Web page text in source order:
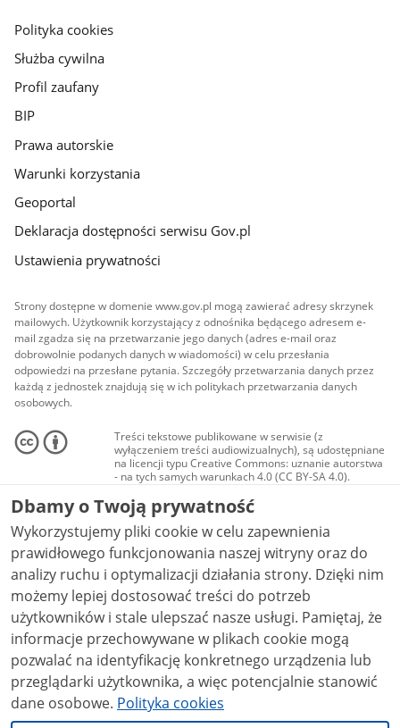
gov.pl
Polityka cookies
Służba cywilna
Profil zaufany
BIP
Prawa autorskie
Warunki korzystania
Geoportal
Deklaracja dostępności serwisu Gov.pl
Ustawienia prywatności
Strony dostępne w domenie www.gov.pl mogą zawierać adresy skrzynek
mailowych. Użytkownik korzystający z odnośnika będącego adresem e-
mail zgadza się na przetwarzanie jego danych (adres e-mail oraz
dobrowolnie podanych danych w wiadomości) w celu przesłania
odpowiedzi na przesłane pytania. Szczegóły przetwarzania danych przez
każdą z jednostek znajdują się w ich politykach przetwarzania danych
osobowych.
Treści tekstowe publikowane w serwisie (z
wyłączeniem treści audiowizualnych), są udostępniane
na licencji typu Creative Commons: uznanie autorstwa
- na tych samych warunkach 4.0 (CC BY-SA 4.0).
Materiały audiowizualne, w tym zdjęcia, materiały
audio i wideo, są udostępniane na licencji typu
Creative Commons: uznanie autorstwa użycie
niekomercyjne - bez utworów zależnych 4.0 (CC BY-
NC-ND 4.0), o ile nie jest to stwierdzone inaczej.
Dbamy o Twoją prywatność
Wykorzystujemy pliki cookie w celu zapewnienia
prawidłowego funkcjonowania naszej witryny oraz do
analizy ruchu i optymalizacji działania strony. Dzięki nim
możemy lepiej dostosować treści do potrzeb
użytkowników i stale ulepszać nasze usługi. Pamiętaj, że
informacje przechowywane w plikach cookie mogą
pozwalać na identyfikację konkretnego urządzenia lub
przeglądarki użytkownika, a więc potencjalnie stanowić
dane osobowe. Polityka cookies